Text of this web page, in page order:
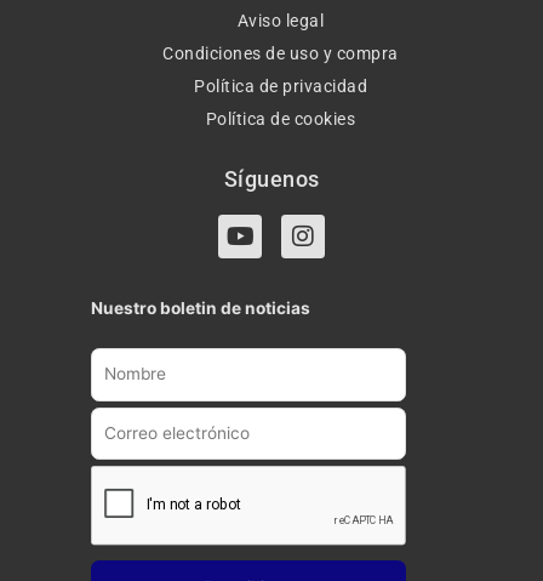
Aviso legal
Condiciones de uso y compra
Política de privacidad
Política de cookies
Síguenos
Y
o
t
u
b
I
n
t
a
g
a
Nuestro boletin de noticias